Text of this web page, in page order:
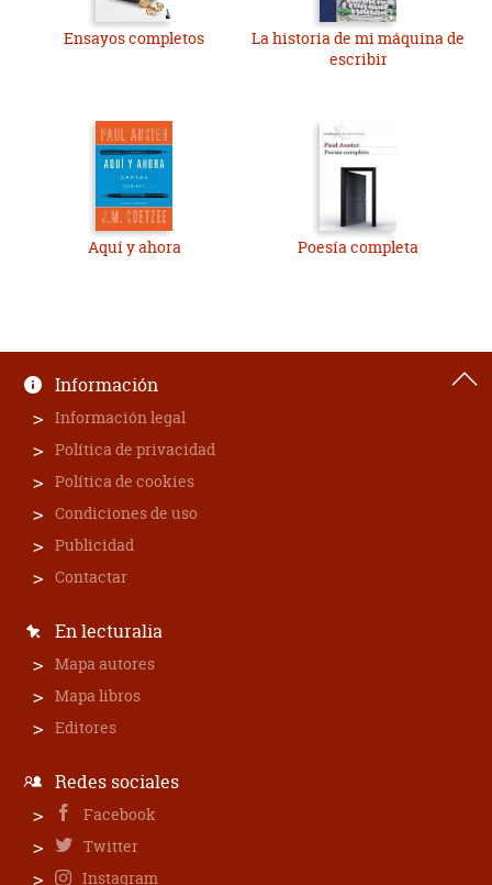
Ensayos completos
La historia de mi máquina de
escribir
Aquí y ahora Poesía completa
Información
Información legal
Política de privacidad
Política de cookies
Condiciones de uso
Publicidad
Contactar
En lecturalia
Mapa autores
Mapa libros
Editores
Redes sociales
Facebook
Twitter
Instagram